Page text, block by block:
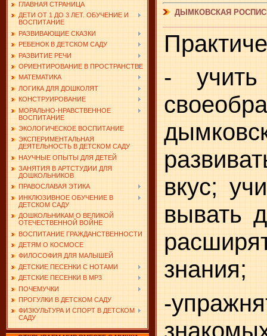
ГЛАВНАЯ СТРАНИЦА
ДЕТИ ОТ 1 ДО 3 ЛЕТ. ОБУЧЕНИЕ И
ВОСПИТАНИЕ
РАЗВИВАЮЩИЕ СКАЗКИ
РЕБЕНОК В ДЕТСКОМ САДУ
РАЗВИТИЕ РЕЧИ
ОРИЕНТИРОВАНИЕ В ПРОСТРАНСТВЕ
МАТЕМАТИКА
ЛОГИКА ДЛЯ ДОШКОЛЯТ
КОНСТРУИРОВАНИЕ
МОРАЛЬНО-НРАВСТВЕННОЕ
ВОСПИТАНИЕ
ЭКОЛОГИЧЕСКОЕ ВОСПИТАНИЕ
ЭКСПЕРИМЕНТАЛЬНАЯ
ДЕЯТЕЛЬНОСТЬ В ДЕТСКОМ САДУ
НАУЧНЫЕ ОПЫТЫ ДЛЯ ДЕТЕЙ
ЗАНЯТИЯ В АРТСТУДИИ ДЛЯ
ДОШКОЛЬНИКОВ
ПРАВОСЛАВАЯ ЭТИКА
ИНКЛЮЗИВНОЕ ОБУЧЕНИЕ В
ДЕТСКОМ САДУ
ДОШКОЛЬНИКАМ О ВЕЛИКОЙ
ОТЕЧЕСТВЕННОЙ ВОЙНЕ
ВОСПИТАНИЕ ГРАЖДАНСТВЕННОСТИ
ДЕТЯМ О КОСМОСЕ
ФИЛОСОФИЯ ДЛЯ МАЛЫШЕЙ
ДЕТСКИЕ ПЕСЕНКИ С НОТАМИ
ДЕТСКИЕ ПЕСЕНКИ В MP3
ПОЧЕМУЧКИ
ПРОГУЛКИ В ДЕТСКОМ САДУ
ФИЗКУЛЬТУРА И СПОРТ В ДЕТСКОМ
САДУ
ДЫМКОВСКАЯ
- учить
вкус;
вывать
знания;
-